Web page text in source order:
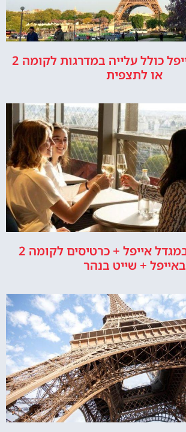
סיור במגדל אייפל כולל עלייה במדרגות לקומה 2
או לתצפית
ארוחת ערב במגדל אייפל + כרטיסים לקומה 2
באייפל + שייט בנהר